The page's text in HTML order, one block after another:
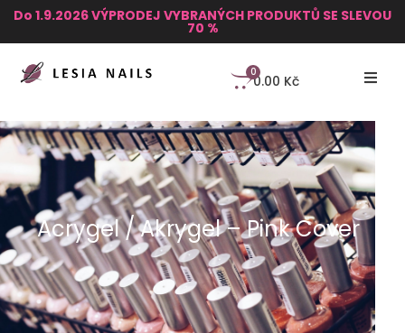
Do 1.9.2026 VÝPRODEJ VYBRANÝCH PRODUKTŮ SE SLEVOU
70 %
0.00 Kč
0
Acrygel / Akrygel – Pink Cover